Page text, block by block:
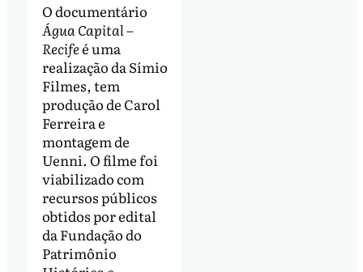
O documentário
Água Capital –
Recifeé uma
realização da Símio
Filmes, tem
produção de Carol
Ferreira e
montagem de
Uenni. O filme foi
viabilizado com
recursos públicos
obtidos por edital
da Fundação do
Patrimônio